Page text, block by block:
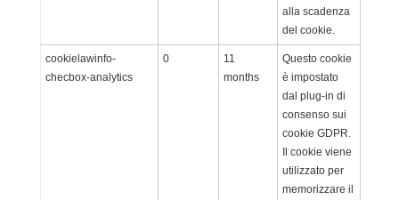
alla scadenza
del cookie.
cookielawinfo-
checbox-analytics
0
11
months
Questo cookie
è impostato
dal plug-in di
consenso sui
cookie GDPR.
Il cookie viene
utilizzato per
memorizzare il